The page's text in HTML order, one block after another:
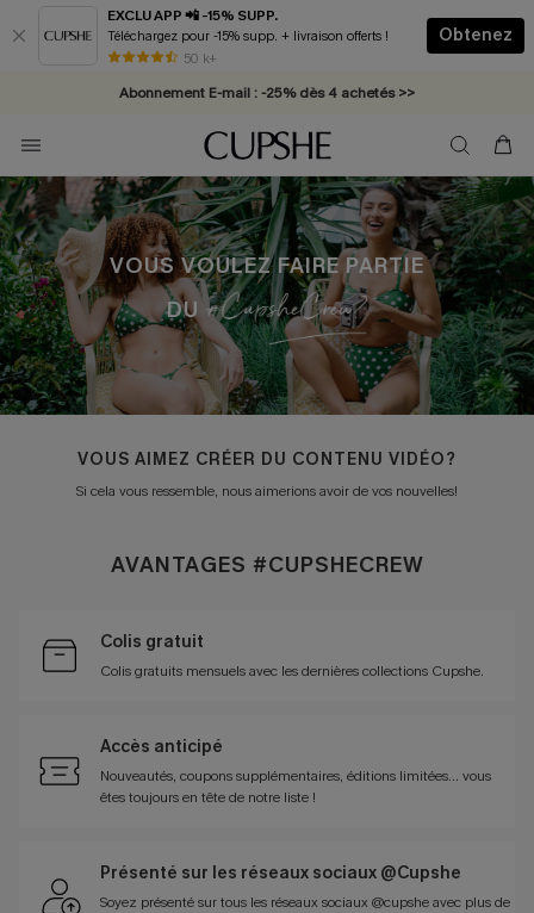
EXCLU APP 📲 -15% SUPP.
Téléchargez pour -15% supp. + livraison offerts !
50 k+
Obtenez
* Livraison éclair 2-3 jours ouvrés >>
Abonnement E-mail : -25% dès 4 achetés >>
VOUS VOULEZ FAIRE PARTIE
DU
VOUS AIMEZ CRÉER DU CONTENU VIDÉO?
Si cela vous ressemble, nous aimerions avoir de vos nouvelles!
AVANTAGES #CUPSHECREW
Colis gratuit
Colis gratuits mensuels avec les dernières collections Cupshe.
Accès anticipé
Nouveautés, coupons supplémentaires, éditions limitées… vous
êtes toujours en tête de notre liste !
Présenté sur les réseaux sociaux @Cupshe
Soyez présenté sur tous les réseaux sociaux @cupshe avec plus de